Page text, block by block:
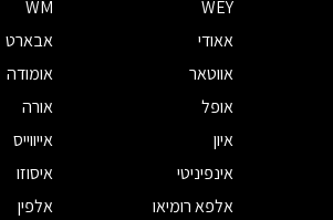
WEY
WM
אאודי
אבארט
אווטאר
אומודה
אופל
אורה
איון
אייווייס
אינפיניטי
איסוזו
אלפא רומיאו
אלפין